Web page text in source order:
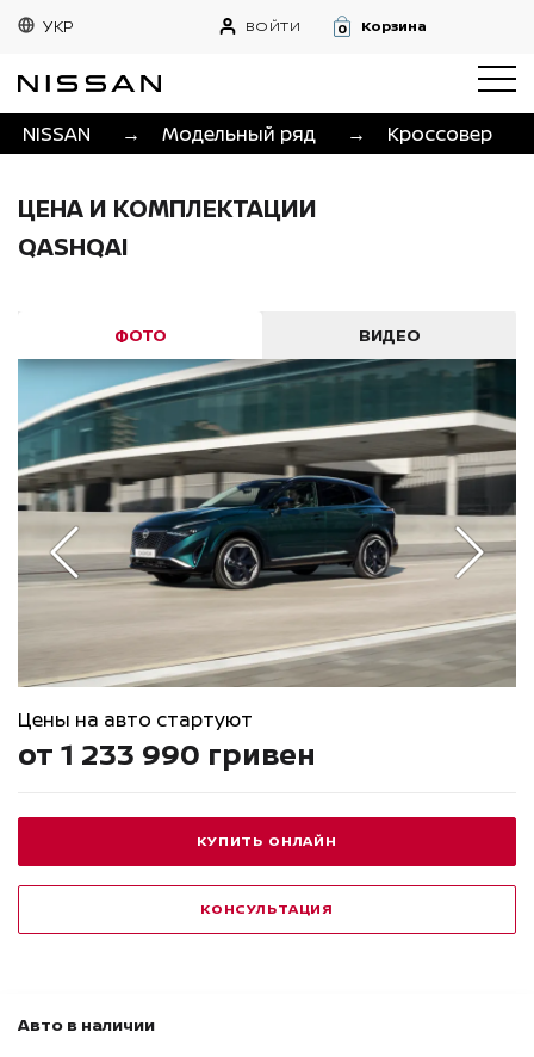
УКР ВОЙТИ 0 Корзина
NISSAN → Модельный ряд → Кроссовер
ЦЕНА И КОМПЛЕКТАЦИИ
QASHQAI
ФОТО ВИДЕО
Цены на авто стартуют
от 1 233 990 гривен
КУПИТЬ ОНЛАЙН
КОНСУЛЬТАЦИЯ
Авто в наличии